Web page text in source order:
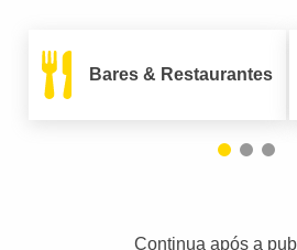
Bares & Restaurantes
Continua após a